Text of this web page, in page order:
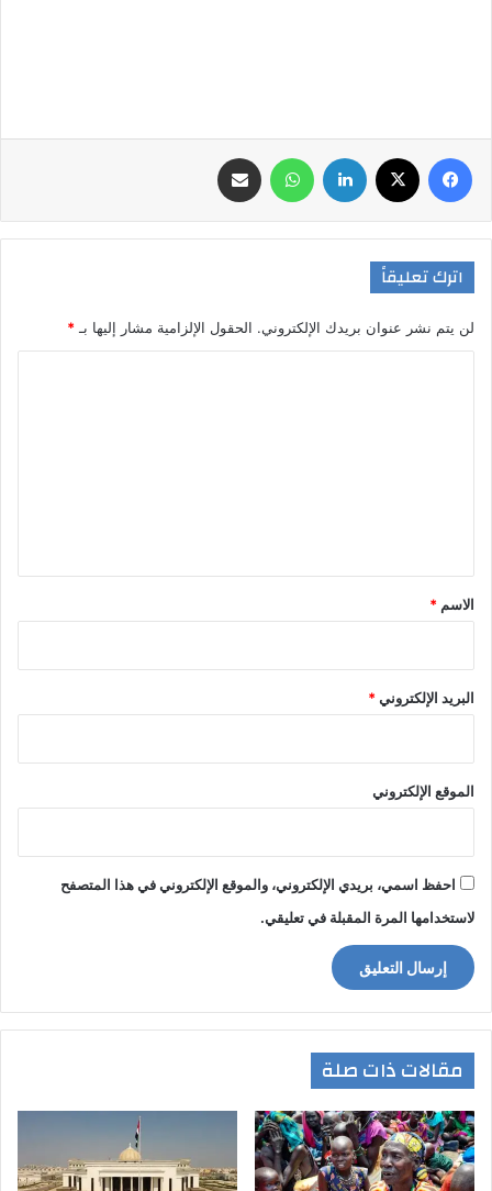
اترك تعليقاً
لن يتم نشر عنوان بريدك الإلكتروني. الحقول الإلزامية مشار إليها بـ*
*
الاسم *
البريد الإلكتروني*
الموقع الإلكتروني
احفظ اسمي، بريدي الإلكتروني، والموقع الإلكتروني في هذا المتصفح
لاستخدامها المرة المقبلة في تعليقي.
مقالات ذات صلة